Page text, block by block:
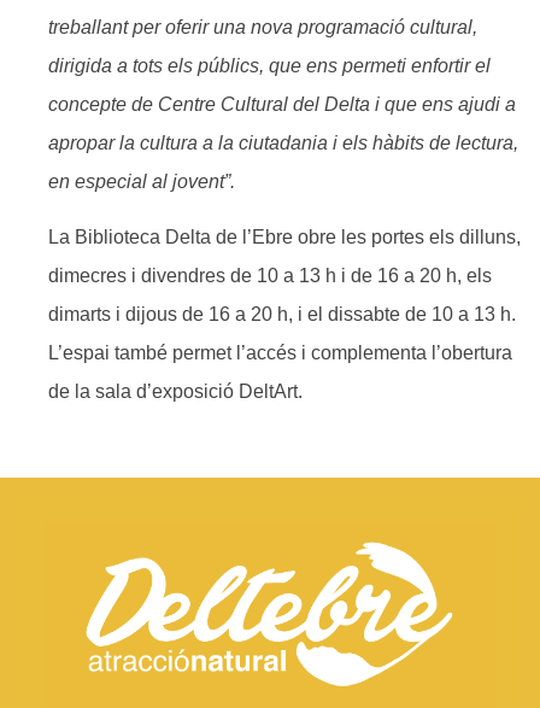
treballant per oferir una nova programació cultural,
dirigida a tots els públics, que ens permeti enfortir el
concepte de Centre Cultural del Delta i que ens ajudi a
apropar la cultura a la ciutadania i els hàbits de lectura,
en especial al jovent”.
La Biblioteca Delta de l’Ebre obre les portes els dilluns,
dimecres i divendres de 10 a 13 h i de 16 a 20 h, els
dimarts i dijous de 16 a 20 h, i el dissabte de 10 a 13 h.
L’espai també permet l’accés i complementa l’obertura
de la sala d’exposició DeltArt.